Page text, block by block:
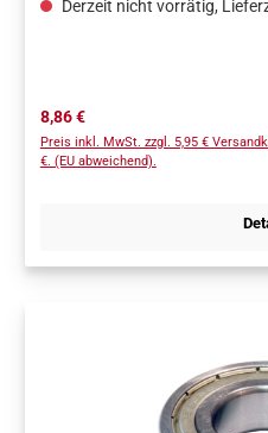
Derzeit nicht vorrätig,
Regulärer Preis:
8,86 €
Preis inkl. MwSt. zzgl. 5,95 €
€. (EU abweichend).